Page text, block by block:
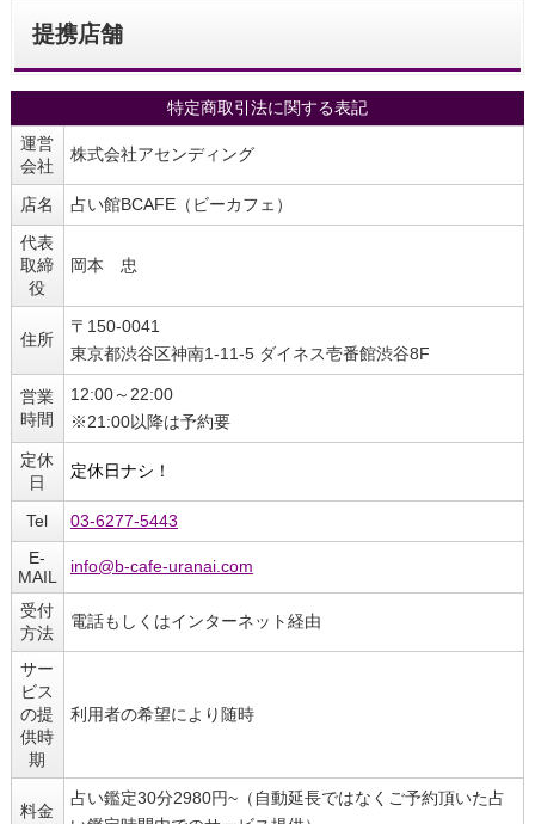
提携店舗
特定商取引法に関する表記
運営
会社
株式会社アセンディング
店名
占い館BCAFE（ビーカフェ）
代表
取締
役
岡本 忠
住所
〒150-0041
東京都渋谷区神南1-11-5 ダイネス壱番館渋谷8F
営業
時間
12:00～22:00
※21:00以降は予約要
定休
日
定休日ナシ！
Tel
03-6277-5443
E-
MAIL
info@b-cafe-uranai.com
受付
方法
電話もしくはインターネット経由
サー
ビス
の提
供時
期
利用者の希望により随時
料金
占い鑑定30分2980円~（自動延長ではなくご予約頂いた占